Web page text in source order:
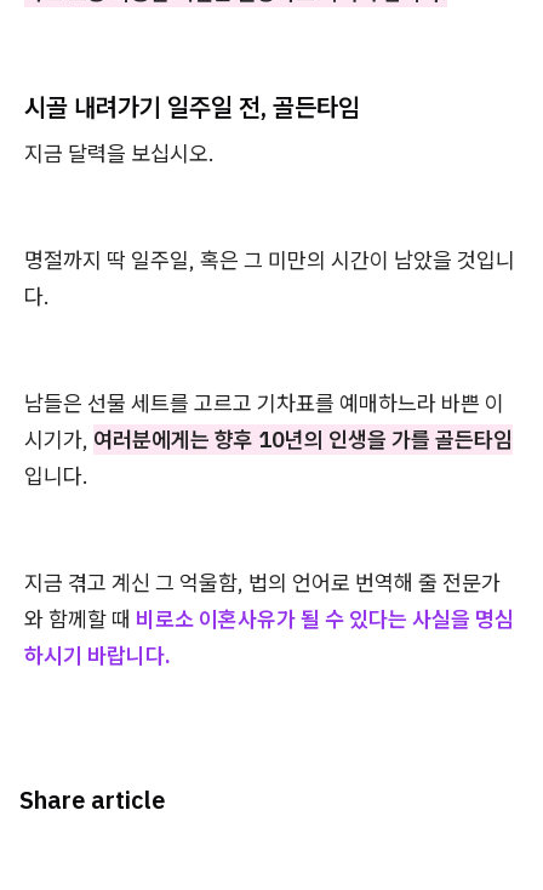
시골 내려가기 일주일 전, 골든타임
지금 달력을 보십시오.
명절까지 딱 일주일, 혹은 그 미만의 시간이 남았을 것입니
다.
남들은 선물 세트를 고르고 기차표를 예매하느라 바쁜 이
시기가, 여러분에게는 향후 10년의 인생을 가를 골든타임
입니다.
지금 겪고 계신 그 억울함, 법의 언어로 번역해 줄 전문가
와 함께할 때 비로소 이혼사유가 될 수 있다는 사실을 명심
하시기 바랍니다.
Share article